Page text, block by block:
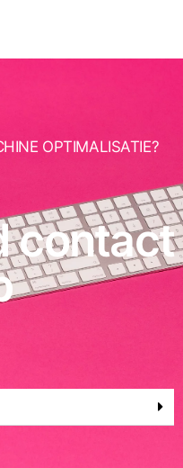
OPTIMALISATIE?
contact